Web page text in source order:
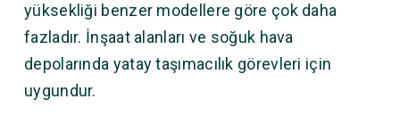
yüksekliği benzer modellere göre çok daha
fazladır. İnşaat alanları ve soğuk hava
depolarında yatay taşımacılık görevleri için
uygundur.